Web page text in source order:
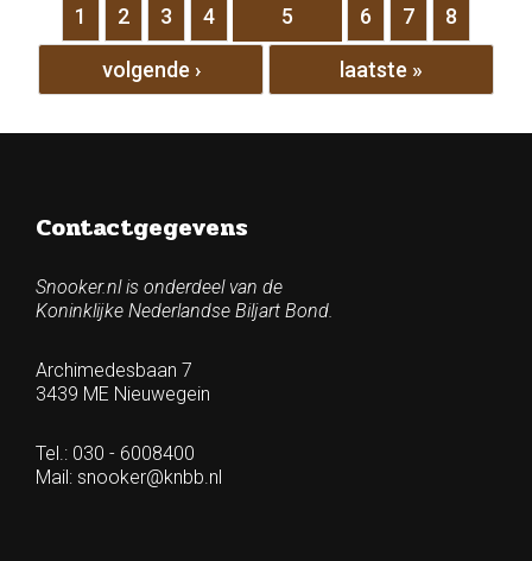
1 2 3 4 5 6 7 8
volgende › laatste »
Contactgegevens
Snooker.nl is onderdeel van de
Koninklijke Nederlandse Biljart Bond.
Archimedesbaan 7
3439 ME Nieuwegein
Tel.: 030 - 6008400
Mail: snooker@knbb.nl